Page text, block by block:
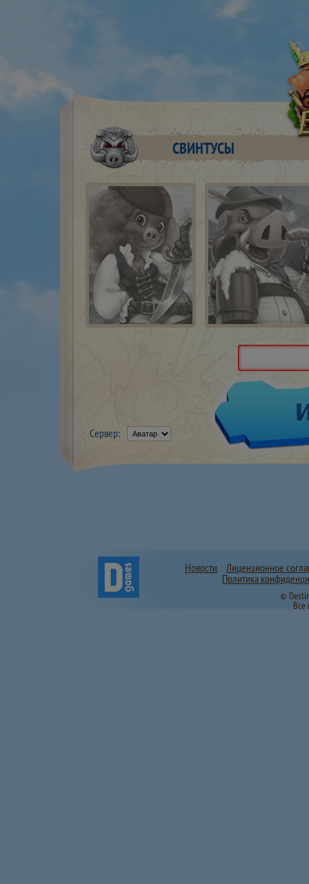
СВИНТУСЫ
Сервер:
Новости
Лицензионное
Политика
©
Все